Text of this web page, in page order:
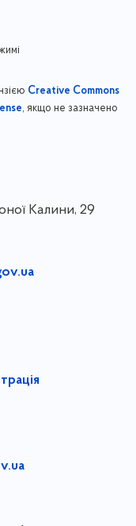
Creative Commons
, якщо не зазначено
Калини, 29